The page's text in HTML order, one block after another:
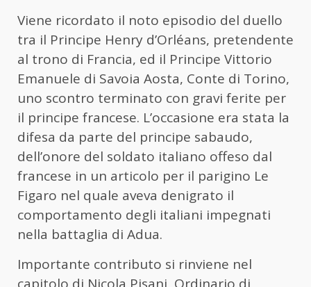
Viene ricordato il noto episodio del duello
tra il Principe Henry d’Orléans, pretendente
al trono di Francia, ed il Principe Vittorio
Emanuele di Savoia Aosta, Conte di Torino,
uno scontro terminato con gravi ferite per
il principe francese. L’occasione era stata la
difesa da parte del principe sabaudo,
dell’onore del soldato italiano offeso dal
francese in un articolo per il parigino Le
Figaro nel quale aveva denigrato il
comportamento degli italiani impegnati
nella battaglia di Adua.
Importante contributo si rinviene nel